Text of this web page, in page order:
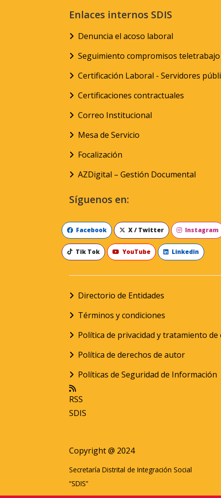
Enlaces internos SDIS
Denuncia el acoso laboral
Seguimiento compromisos teletrabajo
Certificación Laboral - Servidores
Certificaciones contractuales
Correo Institucional
Mesa de Servicio
Focalización
AZDigital – Gestión Documental
Síguenos en:
Facebook X / Twitter Instagram
Tik Tok YouTube Linkedin
Directorio de Entidades
Términos y condiciones
Política de privacidad y tratamiento
Política de derechos de autor
Políticas de Seguridad de Información
RSS
SDIS
Copyright @ 2024
Secretaría Distrital de Integración Social
“SDIS”